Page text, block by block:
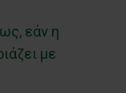
εάν η
με